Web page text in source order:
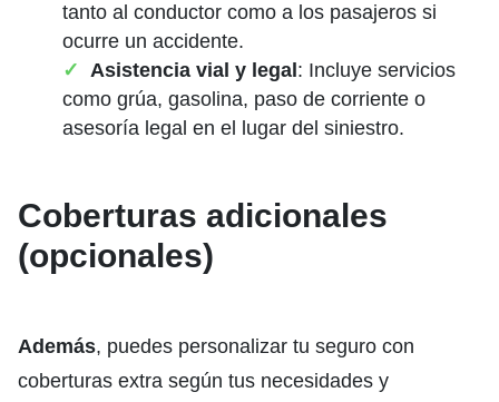
tanto al conductor como a los pasajeros si
ocurre un accidente.
Asistencia vial y legal: Incluye servicios
como grúa, gasolina, paso de corriente o
asesoría legal en el lugar del siniestro.
Coberturas adicionales
(opcionales)
Además, puedes personalizar tu seguro con
coberturas extra según tus necesidades y